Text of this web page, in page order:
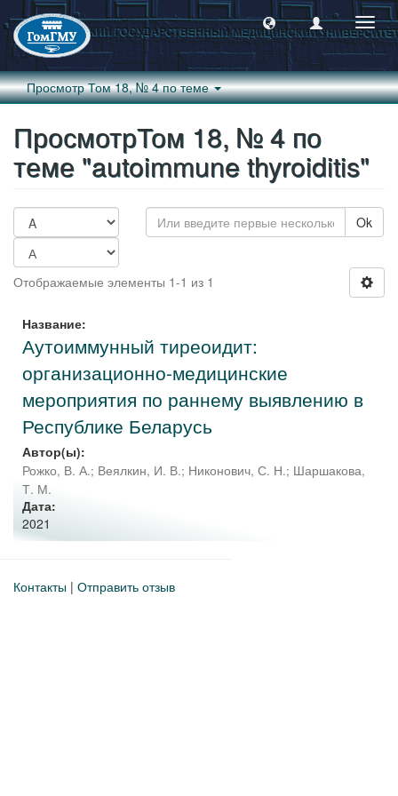
Просмотр Том 18, № 4 по теме
ПросмотрТом 18, № 4 по
теме "autoimmune thyroiditis"
Ok
Отображаемые элементы 1-1 из 1
Название:
Аутоиммунный тиреоидит:
организационно-медицинские
мероприятия по раннему выявлению в
Республике Беларусь
Автор(ы):
Рожко, В. А.; Веялкин, И. В.; Никонович, С. Н.; Шаршакова,
Т. М.
Дата:
2021
Контакты | Отправить отзыв